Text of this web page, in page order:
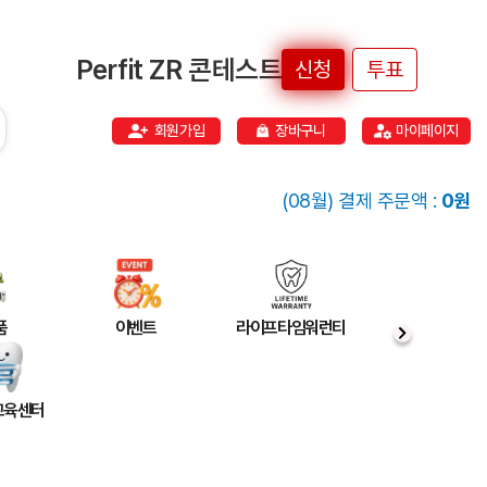
Perfit ZR 콘테스트 신청 투표
회원가입 장바구니 마이페이지
(08월) 결제 주문액 : 0원
이벤트 라이프타임워런티
센터